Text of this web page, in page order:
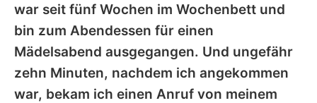
war seit fünf Wochen im Wochenbett und
bin zum Abendessen für einen
Mädelsabend ausgegangen. Und ungefähr
zehn Minuten, nachdem ich angekommen
war, bekam ich einen Anruf von meinem